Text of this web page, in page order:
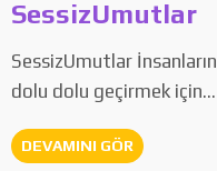
SessizUmutlar
SessizUmutlar
dolu dolu geçirmek için…
DEVAMINI GÖR